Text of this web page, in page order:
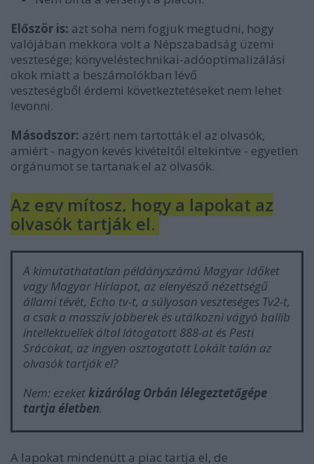
Először is: azt soha nem fogjuk megtudni, hogy
valójában mekkora volt a Népszabadság üzemi
vesztesége; könyveléstechnikai-adóoptimalizálási
okok miatt a beszámolókban lévő
veszteségből érdemi következtetéseket nem lehet
levonni.
Másodszor: azért nem tartották el az olvasók,
amiért - nagyon kevés kivételtől eltekintve - egyetlen
orgánumot se tartanak el az olvasók.
Az egy mítosz, hogy a lapokat az
olvasók tartják el.
A kimutathatatlan példányszámú Magyar Időket
vagy Magyar Hírlapot, az elenyésző nézettségű
állami tévét, Echo tv-t, a súlyosan veszteséges Tv2-t,
a csak a masszív jobberek és utálkozni vágyó ballib
intellektuellek által látogatott 888-at és Pesti
Srácokat, az ingyen osztogatott Lokált talán az
olvasók tartják el?
Nem: ezeket kizárólag Orbán lélegeztetőgépe
tartja életben.
A lapokat mindenütt a piac tartja el, de